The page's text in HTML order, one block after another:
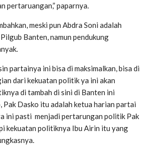
pertaruangan,” paparnya.
meski pun Abdra Soni adalah
Banten, namun pendukung
partainya ini bisa di maksimalkan, bisa di
dari kekuatan politik ya ini akan
di tambah di sini di Banten ini
Pak Dasko itu adalah ketua harian partai
ini pasti menjadi pertarungan politik Pak
kekuatan politiknya Ibu Airin itu yang